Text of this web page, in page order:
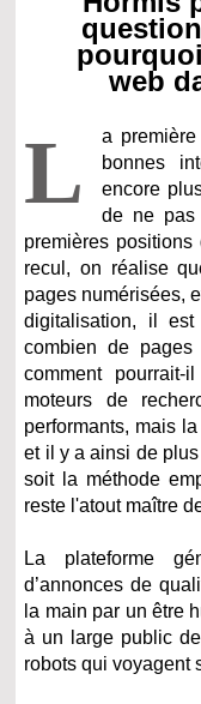
web
L
a
bonnes
encore
de ne pas
premières
recul, on réalise
pages numérisées,
digitalisation, il
combien de
comment
moteurs de
performants, mais
et il y a ainsi de
soit la méthode
reste l'atout maître
La plateforme
d’annonces de
la main par un être
à un large public
robots qui voyagent